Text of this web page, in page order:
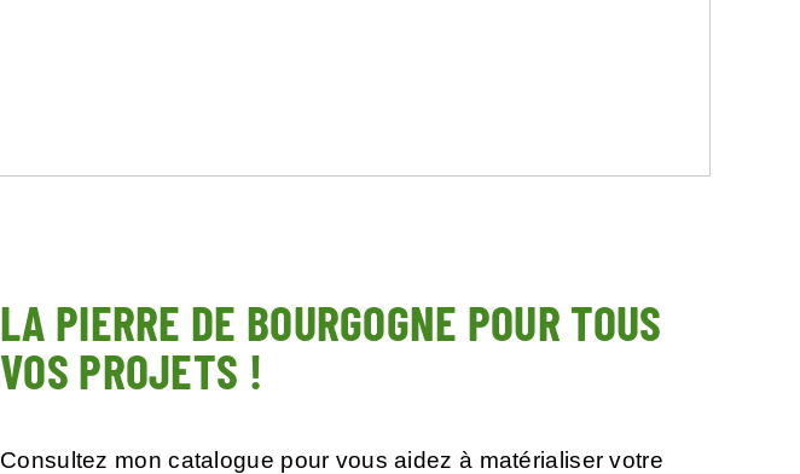
LA PIERRE DE BOURGOGNE POUR TOUS
VOS PROJETS !
Consultez mon catalogue pour vous aidez à matérialiser votre